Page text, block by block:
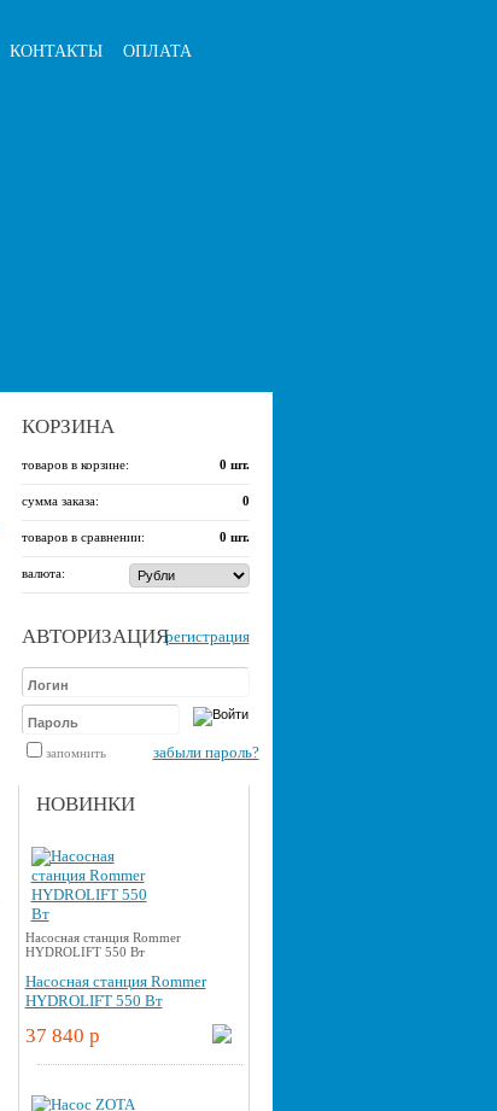
КОНТАКТЫ ОПЛАТА
КОРЗИНА
товаров в корзине: 0 шт.
сумма заказа: 0
товаров в сравнении: 0 шт.
валюта:
АВТОРИЗАЦИЯрегистрация
запомнить забыли пароль?
НОВИНКИ
Насосная станция Rommer
HYDROLIFT 550 Вт
Насосная станция Rommer
HYDROLIFT 550 Вт
37 840 p